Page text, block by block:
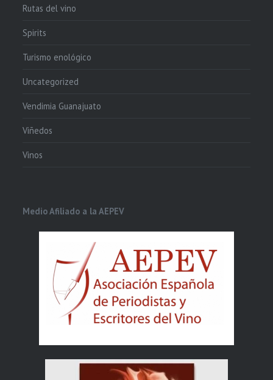
Rutas del vino
Spirits
Turismo enológico
Uncategorized
Vendimia Guanajuato
Viñedos
Vinos
Medio Afiliado a la AEPEV